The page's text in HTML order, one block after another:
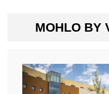
MOHLO BY